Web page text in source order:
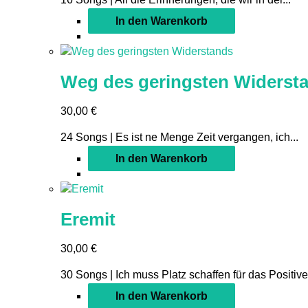
In den Warenkorb
Weg des geringsten
30,00 €
24 Songs | Es ist ne Menge Zeit vergangen, ich...
In den Warenkorb
Eremit
30,00 €
30 Songs | Ich muss Platz schaffen für das
In den Warenkorb